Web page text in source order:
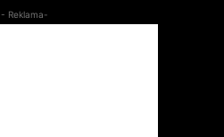
- Reklama-